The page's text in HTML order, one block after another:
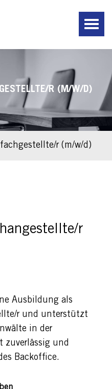
R (M/W/D)
r (m/w/d)
r
Ausbildung als
r und unterstützt
in der
zuverlässig und
Backoffice.